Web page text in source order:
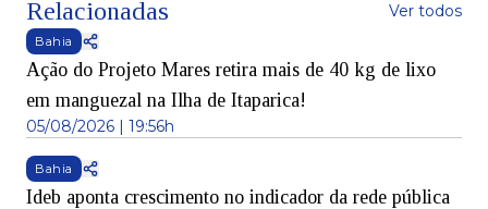
Relacionadas Ver todos
Bahia
Ação do Projeto Mares retira mais de 40 kg de lixo
em manguezal na Ilha de Itaparica!
05/08/2026 | 19:56h
Bahia
Ideb aponta crescimento no indicador da rede pública